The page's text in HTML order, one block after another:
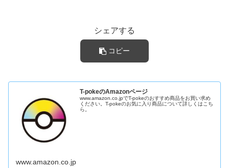
シェアする
コピー
T-pokeのAmazonページ
www.amazon.co.jpでT-pokeのおすすめ商品をお買い求め
ください。T-pokeのお気に入り商品について詳しくはこち
ら。
www.amazon.co.jp